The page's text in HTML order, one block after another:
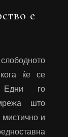
е
ќе се
Едни го
што
мистично и